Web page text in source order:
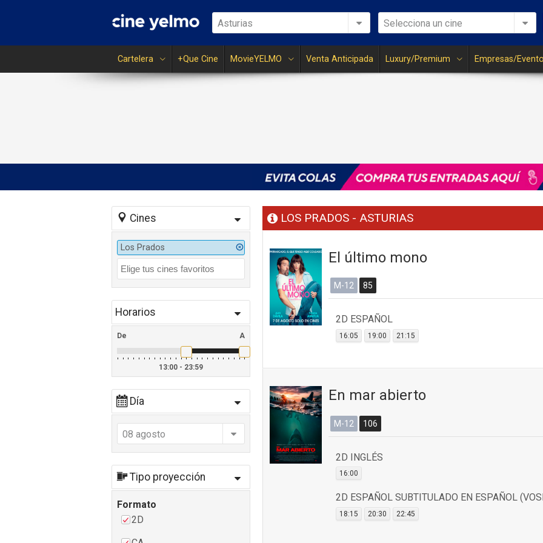
Asturias Selecciona un cine
Cartelera +Que Cine MovieYELMO Venta Anticipada Luxury/Premium Empresas/
Cines
Los Prados
Horarios
De A
13:00 - 23:59
Día
08 agosto
Tipo proyección
Formato
2D
LOS PRADOS - ASTURIAS
El último mono
M-12 85
2D ESPAÑOL
16:05 19:00 21:15
En mar abierto
M-12 106
2D INGLÉS
16:00
2D ESPAÑOL SUBTITULADO EN ESPAÑOL
18:15 20:30 22:45